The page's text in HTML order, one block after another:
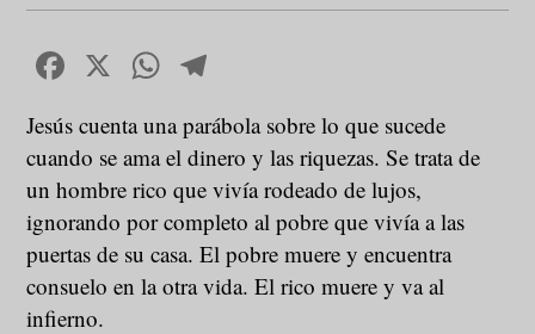
Facebook
X WhatsApp
Jesús cuenta una parábola sobre lo que sucede
cuando se ama el dinero y las riquezas. Se trata de
un hombre rico que vivía rodeado de lujos,
ignorando por completo al pobre que vivía a las
puertas de su casa. El pobre muere y encuentra
consuelo en la otra vida. El rico muere y va al
infierno.